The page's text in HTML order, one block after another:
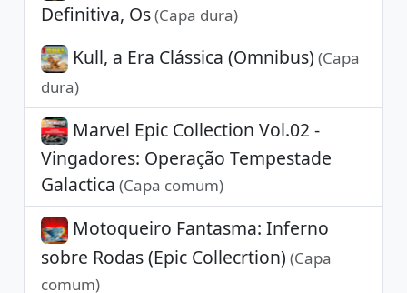
Definitiva, Os(Capa dura)
Kull, a Era Clássica (Omnibus) (Capa
dura)
Marvel Epic Collection Vol.02 -
Vingadores: Operação Tempestade
Galactica (Capa comum)
Motoqueiro Fantasma: Inferno
sobre Rodas (Epic Collecrtion) (Capa
comum)